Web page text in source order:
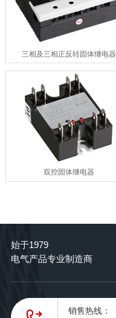
三相及三相正反转固体继电器
双控固体继电器
始于1979
电气产品专业制造商
销售热线：